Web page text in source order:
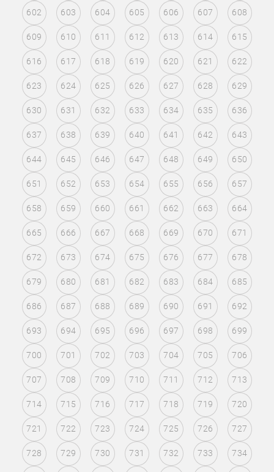
602 603 604 605 606 607 608
609 610 611 612 613 614 615
616 617 618 619 620 621 622
623 624 625 626 627 628 629
630 631 632 633 634 635 636
637 638 639 640 641 642 643
644 645 646 647 648 649 650
651 652 653 654 655 656 657
658 659 660 661 662 663 664
665 666 667 668 669 670 671
672 673 674 675 676 677 678
679 680 681 682 683 684 685
686 687 688 689 690 691 692
693 694 695 696 697 698 699
700 701 702 703 704 705 706
707 708 709 710 711 712 713
714 715 716 717 718 719 720
721 722 723 724 725 726 727
728 729 730 731 732 733 734